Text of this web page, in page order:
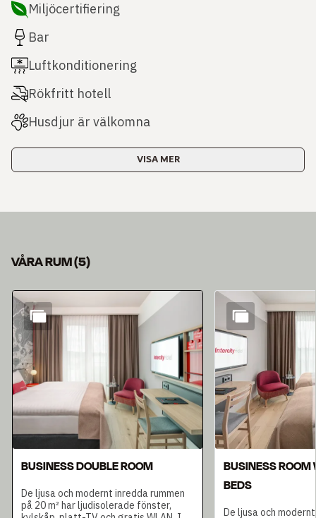
Miljöcertifiering
Bar
Luftkonditionering
Rökfritt hotell
Husdjur är välkomna
VISA MER
VÅRA RUM(5)
Bild 1 av 5
BUSINESS DOUBLE ROOM
De ljusa och modernt inredda rummen
på 20 m² har ljudisolerade fönster,
BUSINESS ROOM
BEDS
De ljusa och